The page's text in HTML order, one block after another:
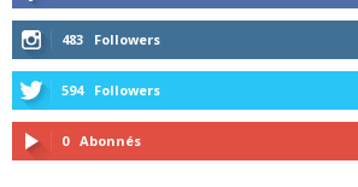
483 Followers
594 Followers
0 Abonnés